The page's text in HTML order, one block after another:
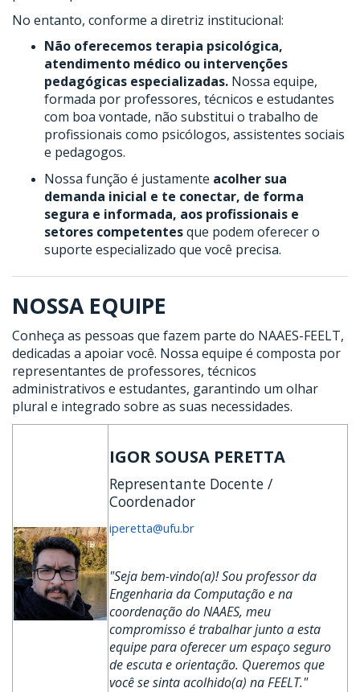
No entanto, conforme a diretriz institucional:
Não oferecemos terapia psicológica,
atendimento médico ou intervenções
pedagógicas especializadas. Nossa equipe,
formada por professores, técnicos e estudantes
com boa vontade, não substitui o trabalho de
profissionais como psicólogos, assistentes sociais
e pedagogos.
Nossa função é justamente acolher sua
demanda inicial e te conectar, de forma
segura e informada, aos profissionais e
setores competentesque podem oferecer o
suporte especializado que você precisa.
NOSSA EQUIPE
Conheça as pessoas que fazem parte do NAAES-FEELT,
dedicadas a apoiar você. Nossa equipe é composta por
representantes de professores, técnicos
administrativos e estudantes, garantindo um olhar
plural e integrado sobre as suas necessidades.
IGOR SOUSA PERETTA
Representante Docente /
Coordenador
iperetta@ufu.br
"Seja bem-vindo(a)! Sou professor da
Engenharia da Computação e na
coordenação do NAAES, meu
compromisso é trabalhar junto a esta
equipe para oferecer um espaço seguro
de escuta e orientação. Queremos que
você se sinta acolhido(a) na FEELT."